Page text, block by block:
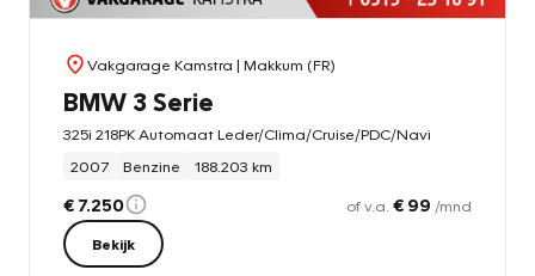
Vakgarage Kamstra | Makkum (FR)
BMW 3 Serie
325i 218PK Automaat Leder/Clima/Cruise/PDC/Navi
2007
Benzine 188.203 km
€ 7.250 of v.a. € 99 /mnd
Bekijk